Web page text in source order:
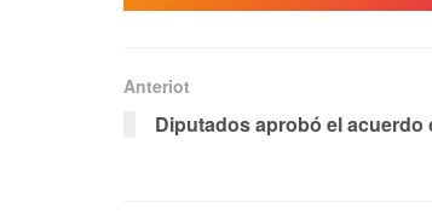
Anteriot
Diputados aprobó el acuerdo